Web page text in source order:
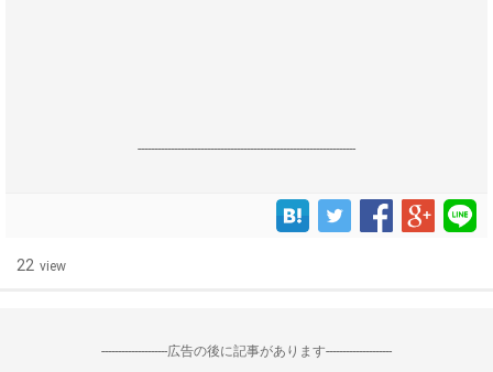
------------------------------------------------------------------
22 view
--------------------広告の後に記事があります--------------------